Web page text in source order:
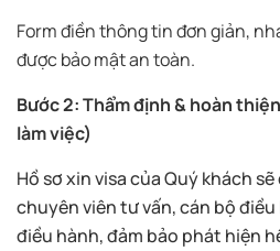
Form điền thông tin đơn giản,
được bảo mật an toàn.
Bước 2: Thẩm định & hoàn
làm việc)
Hồ sơ xin visa của Quý khách
chuyên viên tư vấn, cán bộ
điều hành, đảm bảo phát hiện